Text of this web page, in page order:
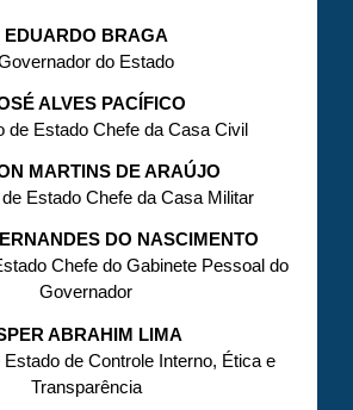
EDUARDO BRAGA
do Estado
ALVES PACÍFICO
de Estado Chefe da Casa Civil
MARTINS DE ARAÚJO
Estado Chefe da Casa Militar
DO NASCIMENTO
Chefe do Gabinete Pessoal do
Governador
ABRAHIM LIMA
Estado de Controle Interno, Ética e
Transparência